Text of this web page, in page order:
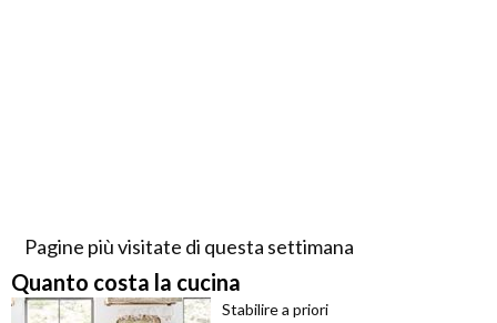
Pagine più visitate di questa settimana
Quanto costa la cucina
Stabilire a priori